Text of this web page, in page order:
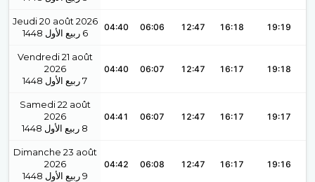
Jeudi 20 août 2026
1448 ربيع الأول 6
04:40 06:06 12:47 16:18 19:19
Vendredi 21 août
2026
1448 ربيع الأول 7
04:40 06:07 12:47 16:17 19:18
Samedi 22 août
2026
1448 ربيع الأول 8
04:41 06:07 12:47 16:17 19:17
Dimanche 23 août
2026
1448 ربيع الأول 9
04:42 06:08 12:47 16:17 19:16